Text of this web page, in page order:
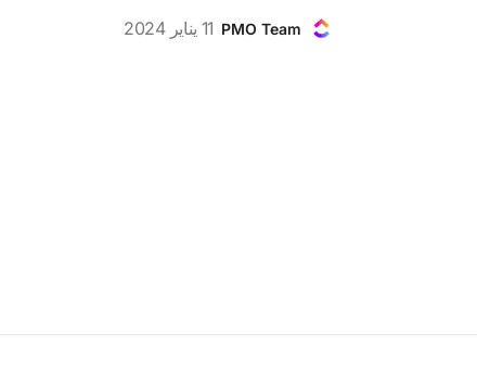
PMO Team 11 يناير 2024